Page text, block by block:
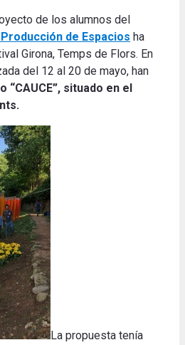
de los alumnos del
de Espacios ha
Girona, Temps de Flors. En
del 12 al 20 de mayo, han
“CAUCE”, situado en el
La propuesta tenía